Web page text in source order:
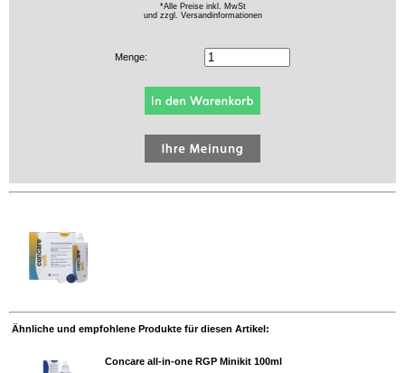
*Alle Preise inkl. MwSt
und zzgl. Versandinformationen
Menge:
Ähnliche und empfohlene Produkte für diesen Artikel:
Concare all-in-one RGP Minikit 100ml